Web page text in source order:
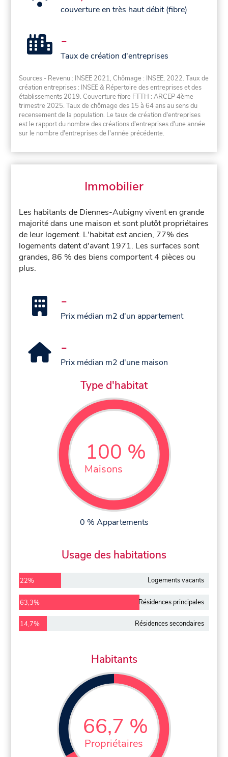
couverture en très haut débit (fibre)
-
Taux de création d'entreprises
Sources - Revenu : INSEE 2021, Chômage : INSEE, 2022. Taux de
création entreprises : INSEE & Répertoire des entreprises et des
établissements 2019. Couverture fibre FTTH : ARCEP 4ème
trimestre 2025. Taux de chômage des 15 à 64 ans au sens du
recensement de la population. Le taux de création d'entreprises
est le rapport du nombre des créations d'entreprises d'une année
sur le nombre d'entreprises de l'année précédente.
Immobilier
Les habitants de Diennes-Aubigny vivent en grande
majorité dans une maison et sont plutôt propriétaires
de leur logement. L'habitat est ancien, 77% des
logements datent d'avant 1971. Les surfaces sont
grandes, 86 % des biens comportent 4 pièces ou
plus.
-
Prix médian m2 d'un appartement
-
Prix médian m2 d'une maison
Type d'habitat
100 %
Maisons
0 % Appartements
Usage des habitations
22% Logements vacants
63,3% Résidences principales
14,7% Résidences secondaires
Habitants
66,7 %
Propriétaires